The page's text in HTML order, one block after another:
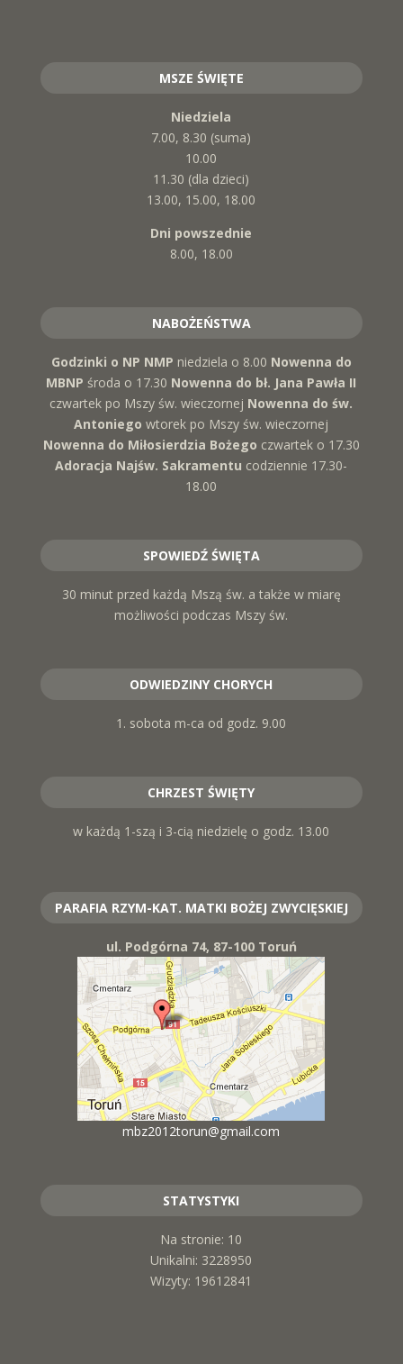
MSZE ŚWIĘTE
Niedziela
7.00, 8.30 (suma)
10.00
11.30 (dla dzieci)
13.00, 15.00, 18.00
Dni powszednie
8.00, 18.00
NABOŻEŃSTWA
Godzinki o NP NMP niedziela o 8.00 Nowenna do
MBNP środa o 17.30 Nowenna do bł. Jana Pawła II
czwartek po Mszy św. wieczornej Nowenna do św.
Antoniegowtorek po Mszy św. wieczornej
Nowenna do Miłosierdzia Bożego czwartek o 17.30
Adoracja Najśw. Sakramentu codziennie 17.30-
18.00
SPOWIEDŹ ŚWIĘTA
30 minut przed każdą Mszą św. a także w miarę
możliwości podczas Mszy św.
ODWIEDZINY CHORYCH
1. sobota m-ca od godz. 9.00
CHRZEST ŚWIĘTY
w każdą 1-szą i 3-cią niedzielę o godz. 13.00
PARAFIA RZYM-KAT. MATKI BOŻEJ ZWYCIĘSKIEJ
ul. Podgórna 74, 87-100 Toruń
mbz2012torun@gmail.com
STATYSTYKI
Na stronie: 10
Unikalni: 3228950
Wizyty: 19612841